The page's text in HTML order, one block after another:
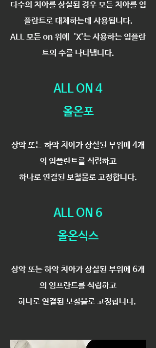
다수의 치아를 상실된 경우 모든 치아를 임
플란트로 대체하는데 사용됩니다.
ALL 모든 on 위에 'X'는 사용하는 임플란
트의 수를 나타냅니다.
​​ALL ON 4
올온포
상악 또는 하악 치아가 상실된 부위에 4개
의 임플란트를 식립하고
하나로 연결된 보철물로 고정합니다.
ALL ON 6
올온식스
상악 또는 하악 치아가 상실된 부위에 6개
의 임프란트를 식립하고
하나로 연결된 보철물로 고정합니다. ​​